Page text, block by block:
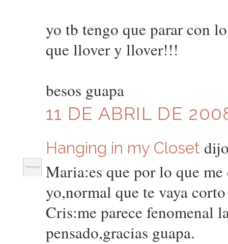
yo tb tengo que parar con
que llover y llover!!!
besos guapa
11 DE ABRIL DE
Hanging in my Closet
Maria:es que por lo que
yo,normal que te vaya
Cris:me parece fenomenal
pensado,gracias guapa.